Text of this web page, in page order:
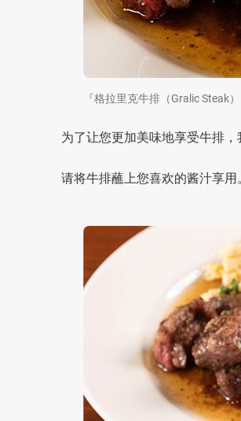
『格拉里克牛排（Gralic Steak
为了让您更加美味地享受牛排，
请将牛排蘸上您喜欢的酱汁享用